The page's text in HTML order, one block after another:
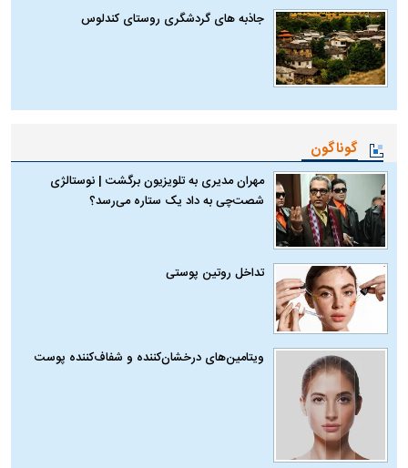
جاذبه های گردشگری روستای کندلوس
گوناگون
مهران مدیری به تلویزیون برگشت | نوستالژی
شصت‌چی به داد یک ستاره می‌رسد؟
تداخل روتین پوستی
ویتامین‌های درخشان‌کننده و شفاف‌کننده پوست